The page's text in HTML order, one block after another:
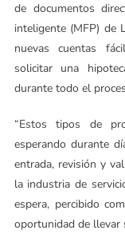
de documentos
inteligente (MFP) de
nuevas cuentas
solicitar una
durante todo el
“Estos tipos de
esperando durante
entrada, revisión y
la industria de
espera, percibido
oportunidad de llevar